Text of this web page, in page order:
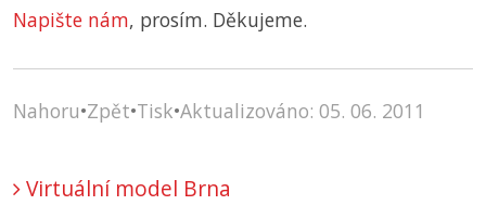
Napište nám, prosím. Děkujeme.
Nahoru•Zpět•Tisk•Aktualizováno: 05. 06. 2011
Virtuální model Brna